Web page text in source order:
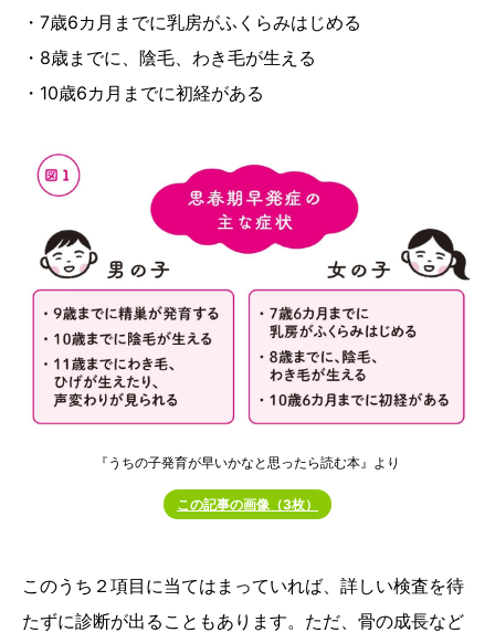
・7歳6カ月までに乳房がふくらみはじめる
・8歳までに、陰毛、わき毛が生える
・10歳6カ月までに初経がある
『うちの子発育が早いかなと思ったら読む本』より
この記事の画像（3枚）
このうち２項目に当てはまっていれば、詳しい検査を待
たずに診断が出ることもあります。ただ、骨の成長など